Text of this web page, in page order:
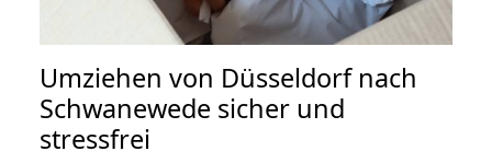
Umziehen von Düsseldorf nach
Schwanewede sicher und
stressfrei